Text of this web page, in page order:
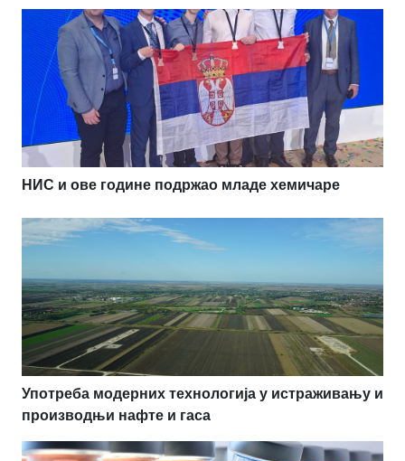
НИС и ове године подржао младе хемичаре
Употреба модерних технологија у истраживању и
производњи нафте и гаса